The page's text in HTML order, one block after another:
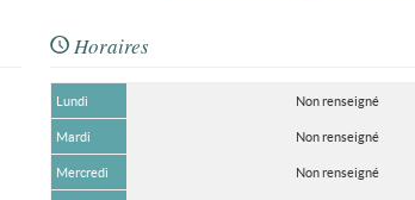
Horaires
Lundi Non renseigné
Mardi Non renseigné
Mercredi Non renseigné